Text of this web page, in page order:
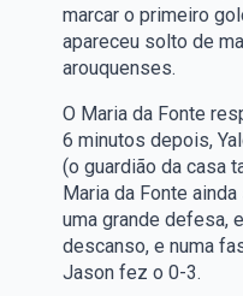
marcar o primeiro
apareceu solto de
arouquenses.
O Maria da Fonte
6 minutos depois,
(o guardião da casa
Maria da Fonte
uma grande defesa,
descanso, e numa
Jason fez o 0-3.